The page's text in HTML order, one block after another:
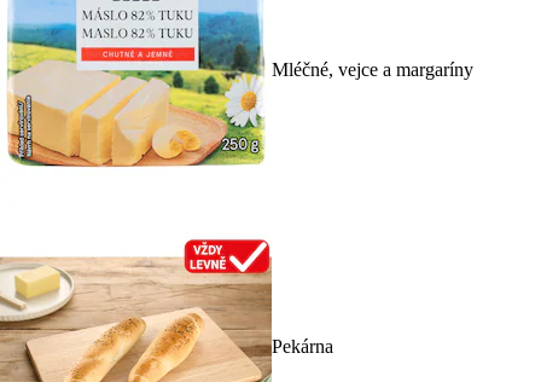
Mléčné, vejce a margaríny
Pekárna